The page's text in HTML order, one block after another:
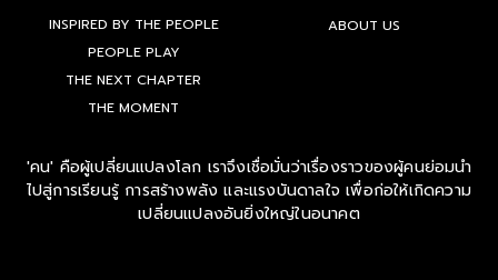
INSPIRED BY THE PEOPLE
PEOPLE PLAY
THE NEXT CHAPTER
THE MOMENT
ABOUT US
'คน' คือผู้เปลี่ยนแปลงโลก เราจึงเชื่อมั่นว่าเรื่องราวของผู้คนย่อมนำ
ไปสู่การเรียนรู้ การสร้างพลัง และแรงบันดาลใจ เพื่อก่อให้เกิดความ
เปลี่ยนแปลงอันยิ่งใหญ่ในอนาคต